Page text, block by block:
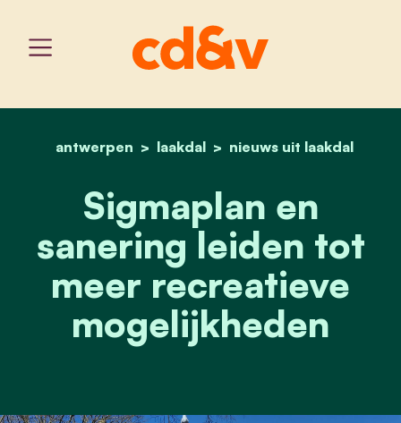
home
antwerpen laakdal nieuws uit laakdal
sigmaplan en sanering
Sigmaplan en
sanering leiden tot
meer recreatieve
mogelijkheden